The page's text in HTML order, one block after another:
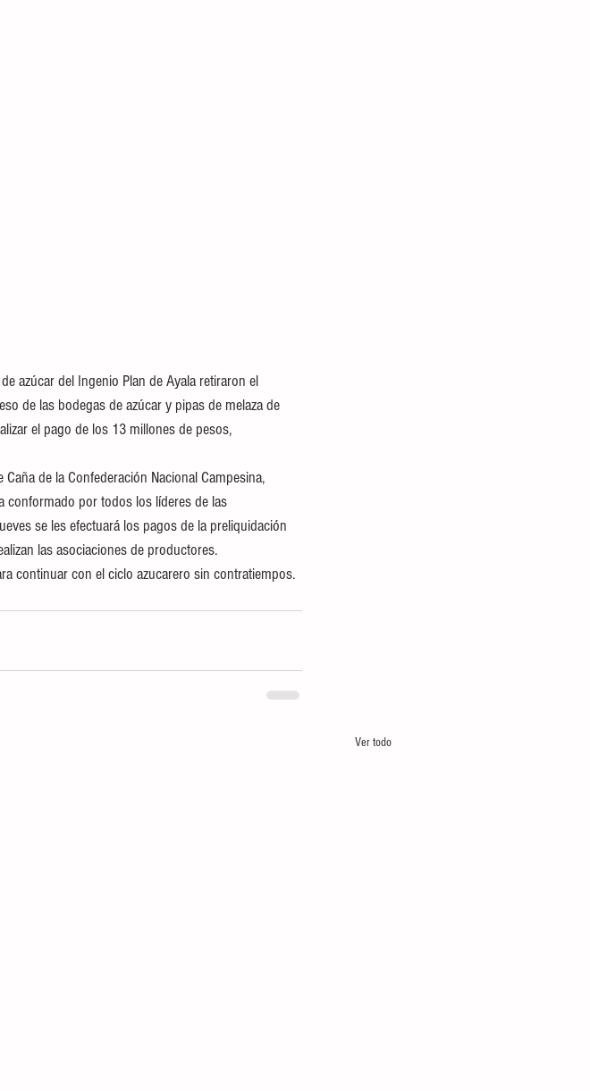
azúcar del Ingenio Plan de Ayala retiraron el
de las bodegas de azúcar y pipas de melaza de
el pago de los 13 millones de pesos,
de la Confederación Nacional Campesina,
conformado por todos los líderes de las
se les efectuará los pagos de la preliquidación
las asociaciones de productores.
continuar con el ciclo azucarero sin contratiempos.
Ver todo